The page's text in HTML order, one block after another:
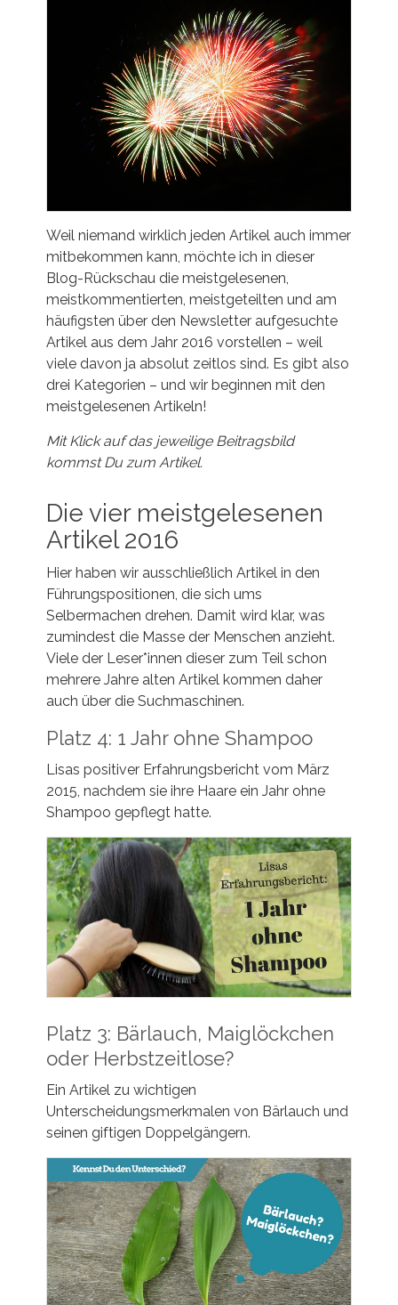
Weil niemand wirklich jeden Artikel auch immer
mitbekommen kann, möchte ich in dieser
Blog-Rückschau die meistgelesenen,
meistkommentierten, meistgeteilten und am
häufigsten über den Newsletter aufgesuchte
Artikel aus dem Jahr 2016 vorstellen – weil
viele davon ja absolut zeitlos sind. Es gibt also
drei Kategorien – und wir beginnen mit den
meistgelesenen Artikeln!
Mit Klick auf das jeweilige Beitragsbild
kommst Du zum Artikel.
Die vier meistgelesenen
Artikel 2016
Hier haben wir ausschließlich Artikel in den
Führungspositionen, die sich ums
Selbermachen drehen. Damit wird klar, was
zumindest die Masse der Menschen anzieht.
Viele der Leser*innen dieser zum Teil schon
mehrere Jahre alten Artikel kommen daher
auch über die Suchmaschinen.
Platz 4: 1 Jahr ohne Shampoo
Lisas positiver Erfahrungsbericht vom März
2015, nachdem sie ihre Haare ein Jahr ohne
Shampoo gepflegt hatte.
Platz 3: Bärlauch, Maiglöckchen
oder Herbstzeitlose?
Ein Artikel zu wichtigen
Unterscheidungsmerkmalen von Bärlauch und
seinen giftigen Doppelgängern.